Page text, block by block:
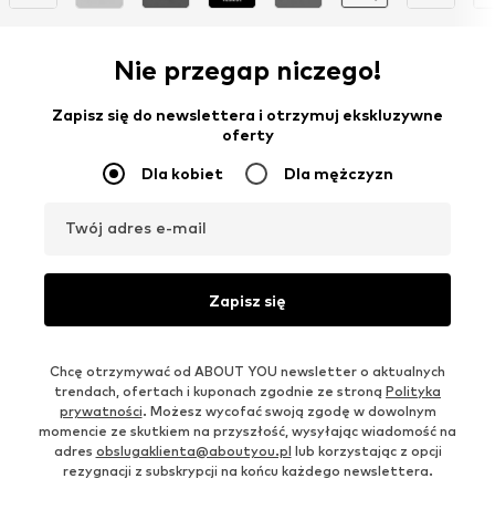
Nie przegap niczego!
Zapisz się do newslettera i otrzymuj ekskluzywne
oferty
Dla kobiet Dla mężczyzn
Twój adres e-mail
Zapisz się
Chcę otrzymywać od ABOUT YOU newsletter o aktualnych
trendach, ofertach i kuponach zgodnie ze stroną Polityka
prywatności. Możesz wycofać swoją zgodę w dowolnym
momencie ze skutkiem na przyszłość, wysyłając wiadomość na
adres obslugaklienta@aboutyou.pl lub korzystając z opcji
rezygnacji z subskrypcji na końcu każdego newslettera.